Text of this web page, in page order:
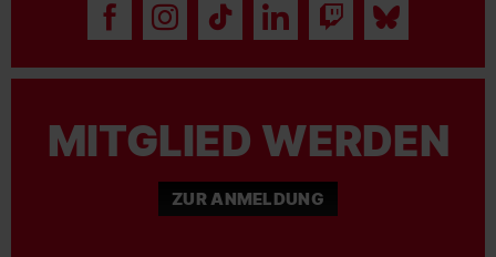
MITGLIED WERDEN
ZUR ANMELDUNG